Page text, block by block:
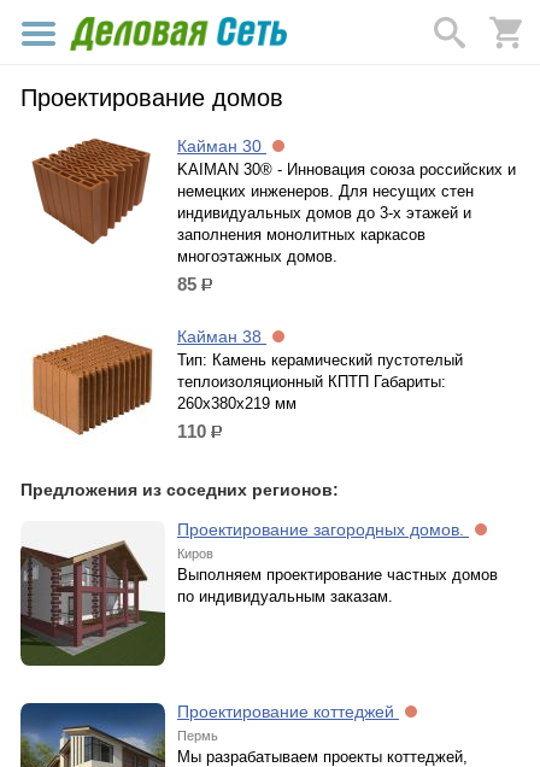
Проектирование домов
Кайман 30
KAIMAN 30® - Инновация союза российских и
немецких инженеров. Для несущих стен
индивидуальных домов до 3-х этажей и
заполнения монолитных каркасов
многоэтажных домов.
85 р.
Кайман 38
Тип: Камень керамический пустотелый
теплоизоляционный КПТП Габариты:
260x380x219 мм
110 р.
Предложения из соседних регионов:
Проектирование загородных домов.
Киров
Выполняем проектирование частных домов
по индивидуальным заказам.
Проектирование коттеджей
Пермь
Мы разрабатываем проекты коттеджей,